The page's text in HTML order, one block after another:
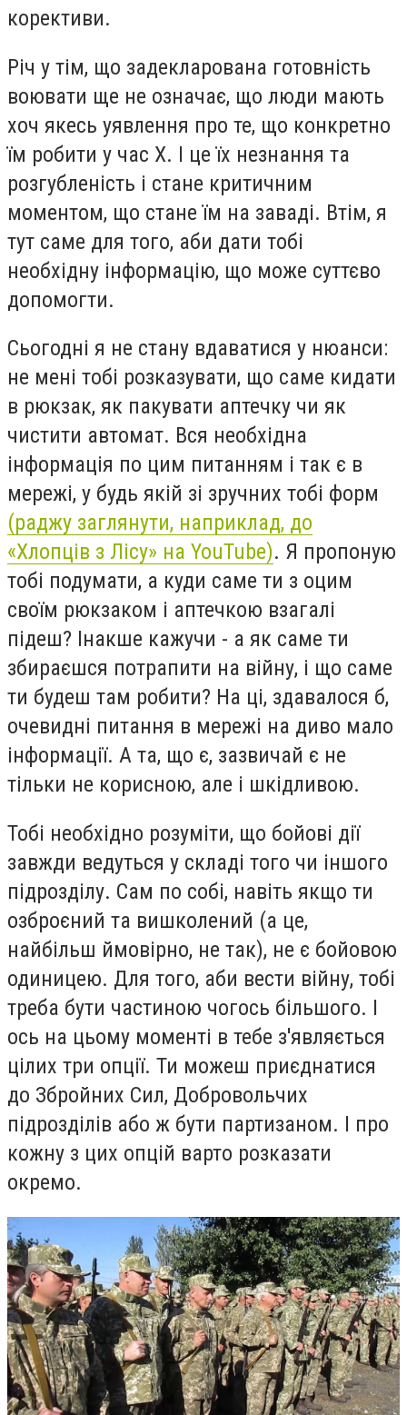
корективи.
Річ у тім, що задекларована готовність
воювати ще не означає, що люди мають
хоч якесь уявлення про те, що конкретно
їм робити у час Х. І це їх незнання та
розгубленість і стане критичним
моментом, що стане їм на заваді. Втім, я
тут саме для того, аби дати тобі
необхідну інформацію, що може суттєво
допомогти.
Сьогодні я не стану вдаватися у нюанси:
не мені тобі розказувати, що саме кидати
в рюкзак, як пакувати аптечку чи як
чистити автомат. Вся необхідна
інформація по цим питанням і так є в
мережі, у будь якій зі зручних тобі форм
(раджу заглянути, наприклад, до
«Хлопців з Лісу» на YouTube). Я пропоную
тобі подумати, а куди саме ти з оцим
своїм рюкзаком і аптечкою взагалі
підеш? Інакше кажучи - а як саме ти
збираєшся потрапити на війну, і що саме
ти будеш там робити? На ці, здавалося б,
очевидні питання в мережі на диво мало
інформації. А та, що є, зазвичай є не
тільки не корисною, але і шкідливою.
Тобі необхідно розуміти, що бойові дії
завжди ведуться у складі того чи іншого
підрозділу. Сам по собі, навіть якщо ти
озброєний та вишколений (а це,
найбільш ймовірно, не так), не є бойовою
одиницею. Для того, аби вести війну, тобі
треба бути частиною чогось більшого. І
ось на цьому моменті в тебе з'являється
цілих три опції. Ти можеш приєднатися
до Збройних Сил, Добровольчих
підрозділів або ж бути партизаном. І про
кожну з цих опцій варто розказати
окремо.